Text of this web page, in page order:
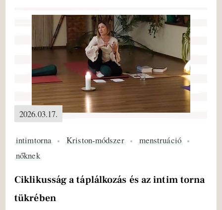
2026.03.17.
intimtorna Kriston-módszer
menstruáció
nőknek
Ciklikusság a táplálkozás és az intim torna
tükrében